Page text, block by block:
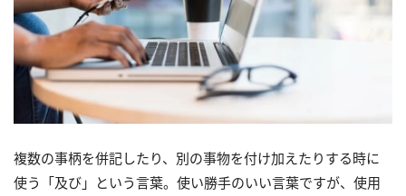
複数の事柄を併記したり、別の事物を付け加えたりする時に
使う「及び」という言葉。使い勝手のいい言葉ですが、使用